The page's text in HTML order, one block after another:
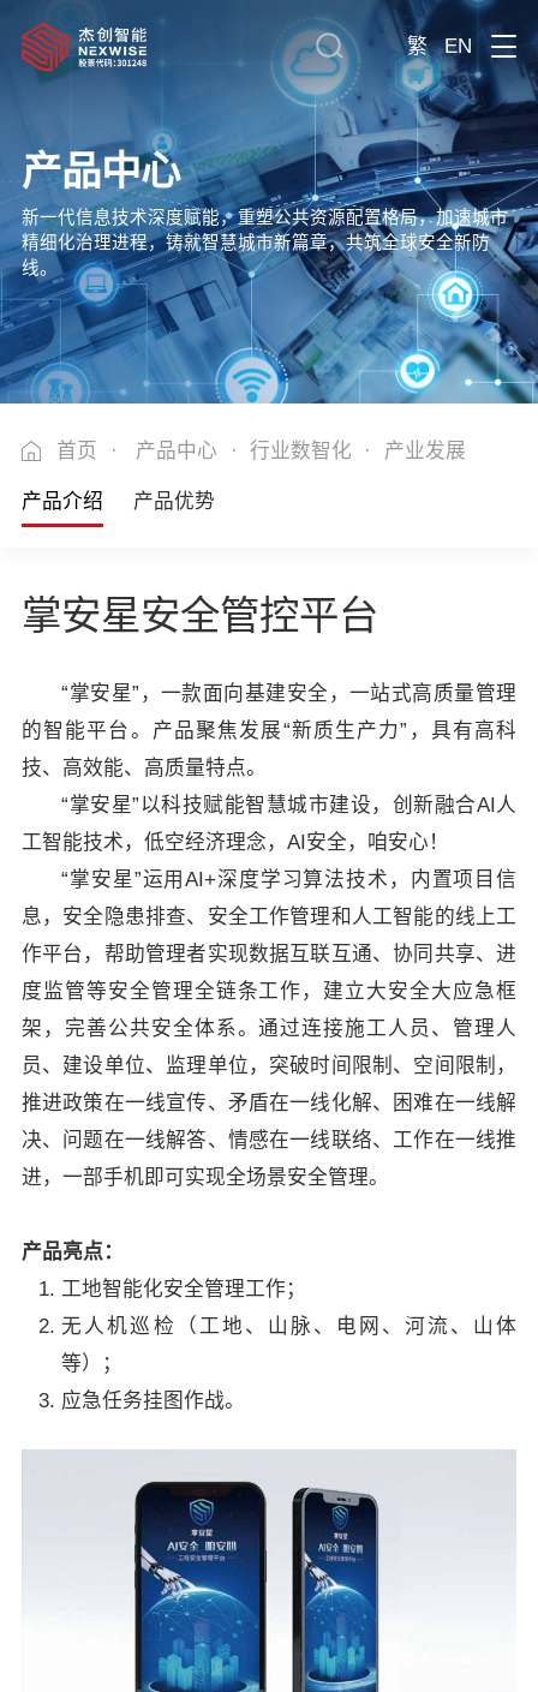
繁 EN
产品中心
新一代信息技术深度赋能，重塑公共资源配置格局，加速城市
精细化治理进程，铸就智慧城市新篇章，共筑全球安全新防
线。
首页 · 产品中心 · 行业数智化 · 产业发展
产品介绍 产品优势
掌安星安全管控平台
“掌安星”，一款面向基建安全，一站式高质量管理
的智能平台。产品聚焦发展“新质生产力”，具有高科
技、高效能、高质量特点。
“掌安星”以科技赋能智慧城市建设，创新融合AI人
工智能技术，低空经济理念，AI安全，咱安心！
“掌安星”运用AI+深度学习算法技术，内置项目信
息，安全隐患排查、安全工作管理和人工智能的线上工
作平台，帮助管理者实现数据互联互通、协同共享、进
度监管等安全管理全链条工作，建立大安全大应急框
架，完善公共安全体系。通过连接施工人员、管理人
员、建设单位、监理单位，突破时间限制、空间限制，
推进政策在一线宣传、矛盾在一线化解、困难在一线解
决、问题在一线解答、情感在一线联络、工作在一线推
进，一部手机即可实现全场景安全管理。
产品亮点：
工地智能化安全管理工作；
无人机巡检（工地、山脉、电网、河流、山体
等）；
应急任务挂图作战。